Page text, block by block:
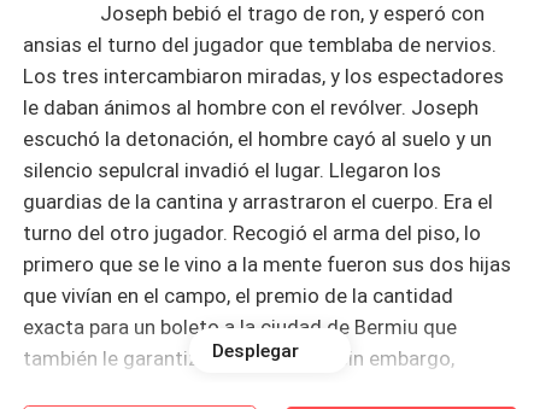
Joseph bebió el trago de ron, y esperó con
ansias el turno del jugador que temblaba de nervios.
Los tres intercambiaron miradas, y los espectadores
le daban ánimos al hombre con el revólver. Joseph
escuchó la detonación, el hombre cayó al suelo y un
silencio sepulcral invadió el lugar. Llegaron los
guardias de la cantina y arrastraron el cuerpo. Era el
turno del otro jugador. Recogió el arma del piso, lo
primero que se le vino a la mente fueron sus dos hijas
que vivían en el campo, el premio de la cantidad
exacta para un boleto a la ciudad de Bermiu que
también le garantizaría un trabajo, sin embargo,
Desplegar